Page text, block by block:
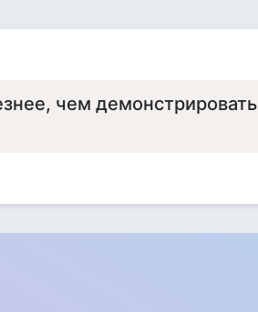
чем демонстрировать